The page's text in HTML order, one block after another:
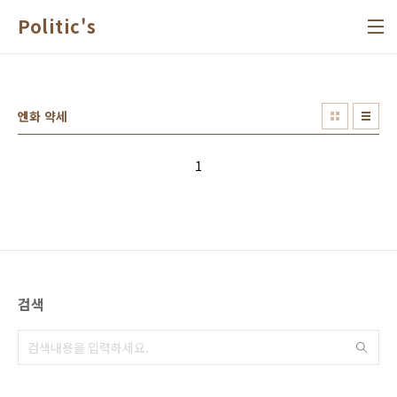
Politic's
엔화 약세
1
검색